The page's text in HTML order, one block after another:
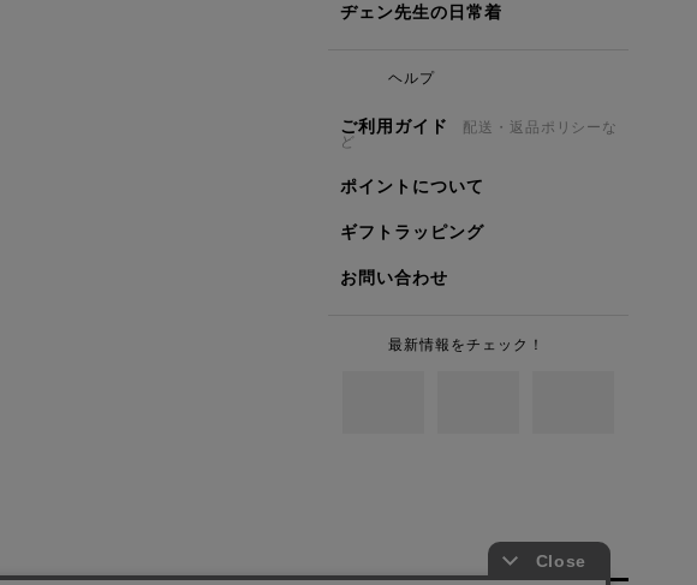
ヂェン先生の日常着
ヘルプ
ご利用ガイド 配送・返品ポリシーな
ど
ポイントについて
ギフトラッピング
お問い合わせ
最新情報をチェック！